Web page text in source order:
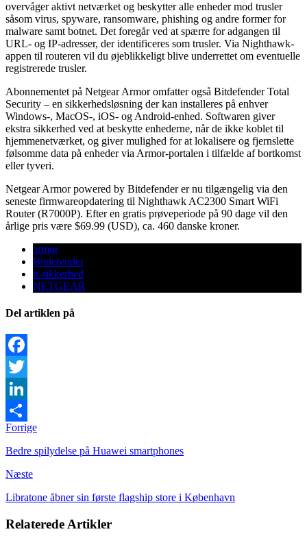
overvåger aktivt netværket og beskytter alle enheder mod trusler
såsom virus, spyware, ransomware, phishing og andre former for
malware samt botnet. Det foregår ved at spærre for adgangen til
URL- og IP-adresser, der identificeres som trusler. Via Nighthawk-
appen til routeren vil du øjeblikkeligt blive underrettet om eventuelle
registrerede trusler.
Abonnementet på Netgear Armor omfatter også Bitdefender Total
Security – en sikkerhedsløsning der kan installeres på enhver
Windows-, MacOS-, iOS- og Android-enhed. Softwaren giver
ekstra sikkerhed ved at beskytte enhederne, når de ikke koblet til
hjemmenetværket, og giver mulighed for at lokalisere og fjernslette
følsomme data på enheder via Armor-portalen i tilfælde af bortkomst
eller tyveri.
Netgear Armor powered by Bitdefender er nu tilgængelig via den
seneste firmwareopdatering til Nighthawk AC2300 Smart WiFi
Router (R7000P). Efter en gratis prøveperiode på 90 dage vil den
årlige pris være $69.99 (USD), ca. 460 danske kroner.
armor
Bitdefender
it-sikkerhed
NETGEAR
Del artiklen på
Facebook
Twitter
LinkedIn
Share
Forrige
Bedre spilydelse på Huawei smartphones
Næste
Libratone åbner sin første flagship store i København
Relaterede Artikler